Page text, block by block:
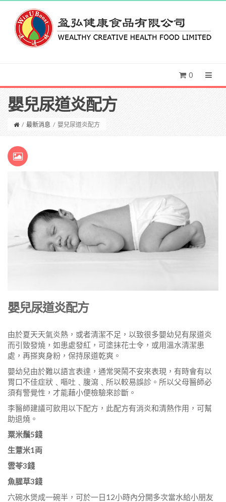
0
嬰兒尿道炎配方
/ 最新消息 / 嬰兒尿道炎配方
嬰兒尿道炎配方
由於夏天天氣炎熱，或者清潔不足，以致很多嬰幼兒有尿道炎
而引致發燒，如患處發紅，可塗抹花士令，或用溫水清潔患
處，再搽爽身粉，保持尿道乾爽。
嬰幼兒由於難以語言表達，通常哭鬧不安來表現，有時會有以
胃口不佳症狀﹑嘔吐﹑腹瀉﹑所以較易誤診。所以父母醫師必
須有警覺性，才能藉小便檢驗來診斷。
李醫師建議可飲用以下配方，此配方有消炎和清熱作用，可幫
助退燒。
粟米鬚5錢
生薏米1両
雲苓3錢
魚腥草3錢
六碗水煲成一碗半，可於一日12小時內分開多次當水給小朋友